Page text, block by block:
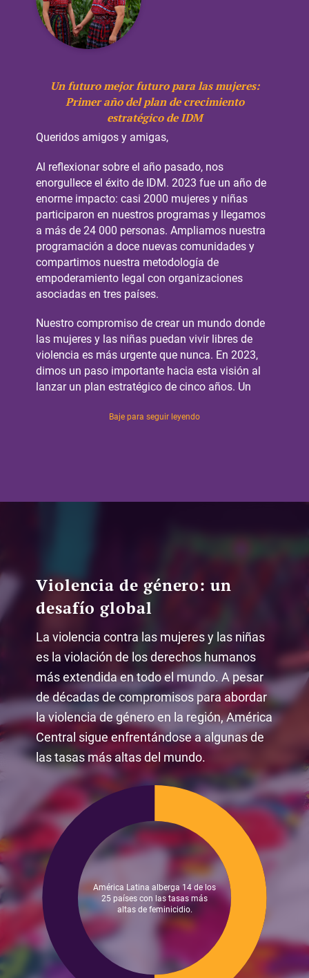
Un futuro mejor futuro para las mujeres:
Primer año del plan de crecimiento
estratégico de IDM
Queridos amigos y amigas,
Al reflexionar sobre el año pasado, nos
enorgullece el éxito de IDM. 2023 fue un año de
enorme impacto: casi 2000 mujeres y niñas
participaron en nuestros programas y llegamos
a más de 24 000 personas. Ampliamos nuestra
programación a doce nuevas comunidades y
compartimos nuestra metodología de
empoderamiento legal con organizaciones
asociadas en tres países.
Nuestro compromiso de crear un mundo donde
las mujeres y las niñas puedan vivir libres de
violencia es más urgente que nunca. En 2023,
dimos un paso importante hacia esta visión al
lanzar un plan estratégico de cinco años. Un
legado de IDM prevé que IDM triplique su
y compartiendo nuestra metodología probada de
empoderamiento legal con organizaciones
comunitarias en toda Centroamérica.
Sostener: Asegurar el legado de IDM invirtiendo
en nuestra capacidad organizativa y en nuestro
equipo.
IDM invierte en el potencial transformador de las
mujeres y las niñas, empoderándolas para que
se conviertan en líderes y generadoras de
cambios en sus comunidades. Nuestro éxito no
sería posible sin la dedicación de nuestros
increíbles socios. Con su apoyo, estamos
creando un futuro justo para las generaciones
venideras.
Con gratitud,
Baje para seguir leyendo
Violencia de género: un
desafío global
La violencia contra las mujeres y las niñas
es la violación de los derechos humanos
más extendida en todo el mundo. A pesar
de décadas de compromisos para abordar
la violencia de género en la región, América
Central sigue enfrentándose a algunas de
las tasas más altas del mundo.
América Latina alberga 14 de los
25 países con las tasas más
altas de feminicidio.